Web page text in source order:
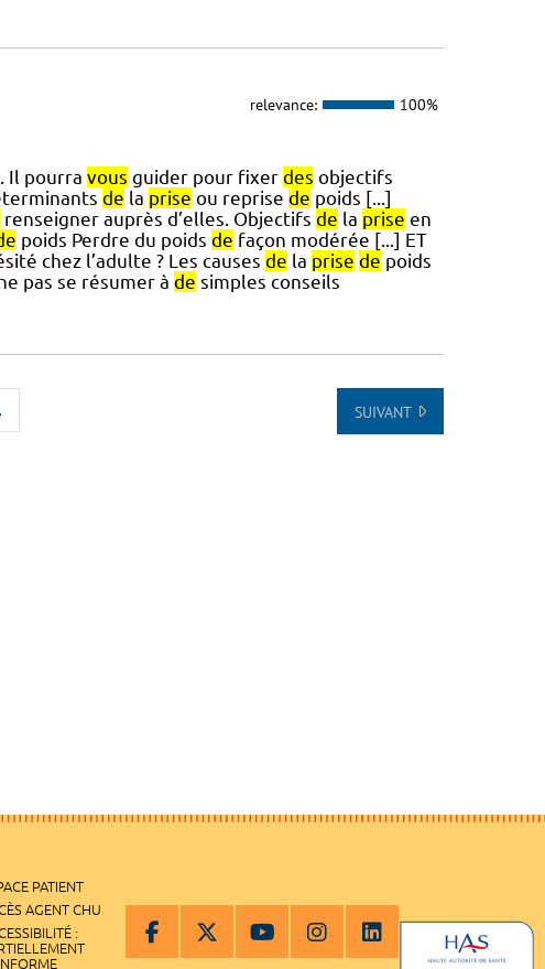
relevance: 100%
Il pourra vous guider pour fixer des objectifs
de la prise ou reprise de poids [...]
renseigner auprès d’elles. Objectifs de la prise en
poids Perdre du poids de façon modérée [...] ET
chez l’adulte ? Les causes de la prise de poids
pas se résumer à de simples conseils
SUIVANT
PATIENT
AGENT CHU
: